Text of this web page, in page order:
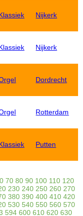
Nijkerk
Nijkerk
Dordrecht
Rotterdam
Putten
70 80 90 100 110 120
230 240 250 260 270
380 390 400 410 420
530 540 550 560 570
594 600 610 620 630